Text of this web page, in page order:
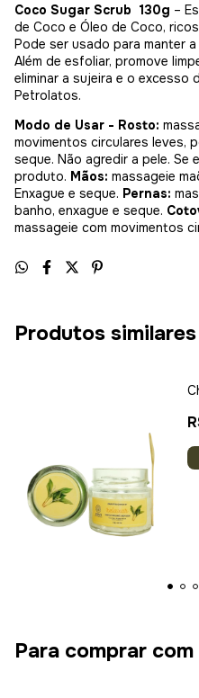
Coco Sugar Scrub 130g –
de Coco e Óleo de Coco,
Pode ser usado para manter
Além de esfoliar, promove
eliminar a sujeira e o excesso
Petrolatos.
Modo de Usar - Rosto:
movimentos circulares leves,
seque. Não agredir a pele. Se
produto. Mãos: massageie
Enxague e seque. Pernas:
banho, enxague e seque.
massageie com movimentos
Produtos similares
Para comprar